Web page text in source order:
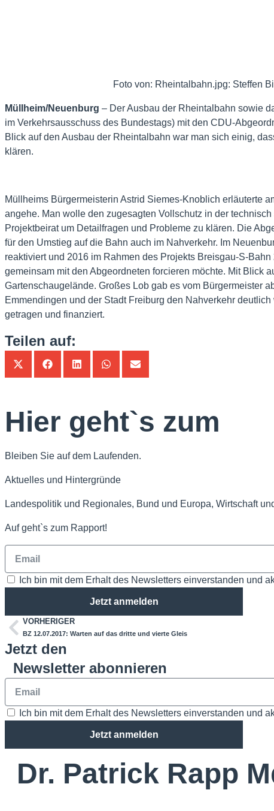
Foto von: Rheintalbahn.jpg: Steffen
Müllheim/Neuenburg – Der Ausbau der Rheintalbahn sowie
im Verkehrsausschuss des Bundestags) mit den CDU-
Blick auf den Ausbau der Rheintalbahn war man sich einig,
klären.
Müllheims Bürgermeisterin Astrid Siemes-Knoblich erläuterte
angehe. Man wolle den zugesagten Vollschutz in der
Projektbeirat um Detailfragen und Probleme zu klären. Die
für den Umstieg auf die Bahn auch im Nahverkehr. Im
reaktiviert und 2016 im Rahmen des Projekts Breisgau-S-
gemeinsam mit den Abgeordneten forcieren möchte. Mit Blick
Gartenschaugelände. Großes Lob gab es vom Bürgermeister
Emmendingen und der Stadt Freiburg den Nahverkehr
getragen und finanziert.
Teilen auf:
Hier geht`s zum
Bleiben Sie auf dem Laufenden.
Aktuelles und Hintergründe
Landespolitik und Regionales, Bund und Europa, Wirtschaft
Auf geht`s zum Rapport!
Ich bin mit dem Erhalt des Newsletters einverstanden und
Jetzt anmelden
VORHERIGER
BZ 12.07.2017: Warten auf das dritte und vierte Gleis
Jetzt den
Newsletter abonnieren
Ich bin mit dem Erhalt des Newsletters einverstanden und
Jetzt anmelden
Dr. Patrick Rapp